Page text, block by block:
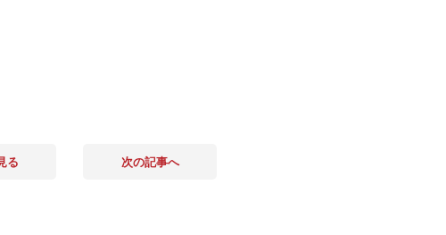
る 次の記事へ